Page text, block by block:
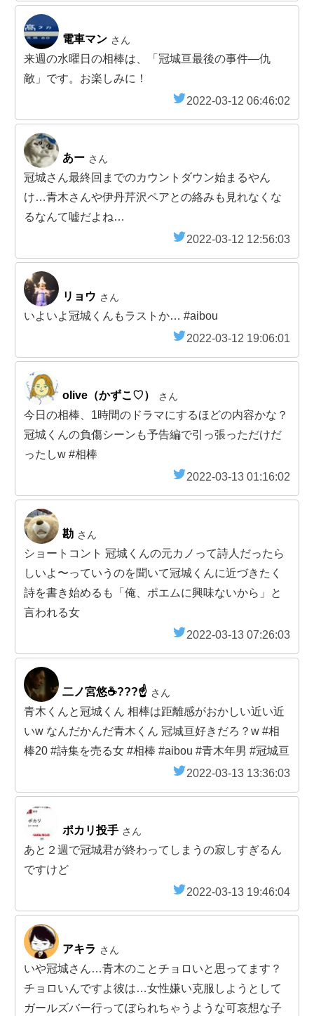
電車マン さん
来週の水曜日の相棒は、「冠城亘最後の事件―仇
敵」です。お楽しみに！
2022-03-12 06:46:02
あー さん
冠城さん最終回までのカウントダウン始まるやん
け…青木さんや伊丹芹沢ペアとの絡みも見れなくな
るなんて嘘だよね…
2022-03-12 12:56:03
リョウ さん
いよいよ冠城くんもラストか… #aibou
2022-03-12 19:06:01
olive（かずこ♡） さん
今日の相棒、1時間のドラマにするほどの内容かな？
冠城くんの負傷シーンも予告編で引っ張っただけだ
ったしw #相棒
2022-03-13 01:16:02
勘 さん
ショートコント 冠城くんの元カノって詩人だったら
しいよ〜っていうのを聞いて冠城くんに近づきたく
詩を書き始めるも「俺、ポエムに興味ないから」と
言われる女
2022-03-13 07:26:03
二ノ宮悠☕???☝ さん
青木くんと冠城くん 相棒は距離感がおかしい近い近
いw なんだかんだ青木くん 冠城亘好きだろ？w #相
棒20 #詩集を売る女 #相棒 #aibou #青木年男 #冠城亘
2022-03-13 13:36:03
ポカリ投手 さん
あと２週で冠城君が終わってしまうの寂しすぎるん
ですけど
2022-03-13 19:46:04
アキラ さん
いや冠城さん…青木のことチョロいと思ってます？
チョロいんですよ彼は…女性嫌い克服しようとして
ガールズバー行ってぼられちゃうような可哀想な子